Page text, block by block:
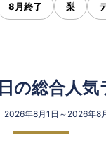
8月終了 梨
の総合人気
2026年8月1日～2026年8